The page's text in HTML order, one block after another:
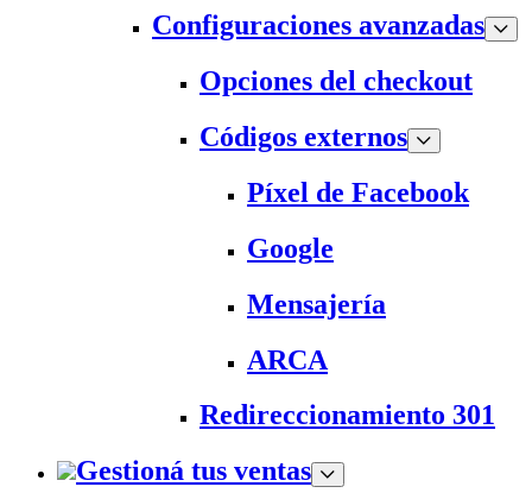
Configuraciones avanzadas
Opciones del checkout
Códigos externos
Píxel de Facebook
Google
Mensajería
ARCA
Redireccionamiento 301
Gestioná tus ventas